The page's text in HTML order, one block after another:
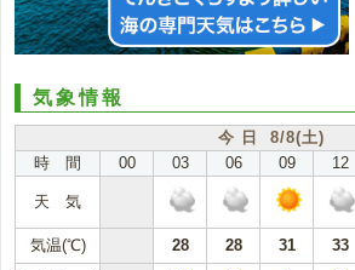
気象情報
今 日 8/8(土)
時 間
00 03 06 09 12
天 気
気温(℃) 28 28 31 33